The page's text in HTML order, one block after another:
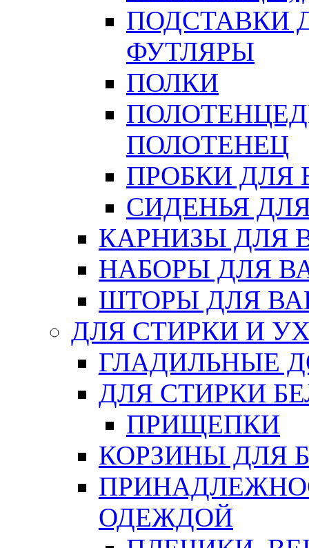
ПОДСТАВКИ
ФУТЛЯРЫ
ПОЛКИ
ПОЛОТЕНЕЦ
ПРОБКИ ДЛЯ
СИДЕНЬЯ
КАРНИЗЫ ДЛЯ
НАБОРЫ ДЛЯ
ШТОРЫ ДЛЯ
ДЛЯ СТИРКИ И
ГЛАДИЛЬНЫЕ
ДЛЯ СТИРКИ
ПРИЩЕПКИ
КОРЗИНЫ ДЛЯ
ОДЕЖДОЙ